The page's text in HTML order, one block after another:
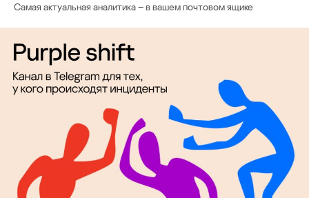
Самая актуальная аналитика – в вашем почтовом ящике